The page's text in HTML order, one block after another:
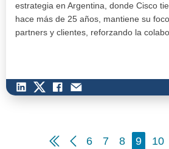
estrategia en Argentina, donde Cisco
hace más de 25 años, mantiene su
partners y clientes, reforzando la
6 7 8 9 10